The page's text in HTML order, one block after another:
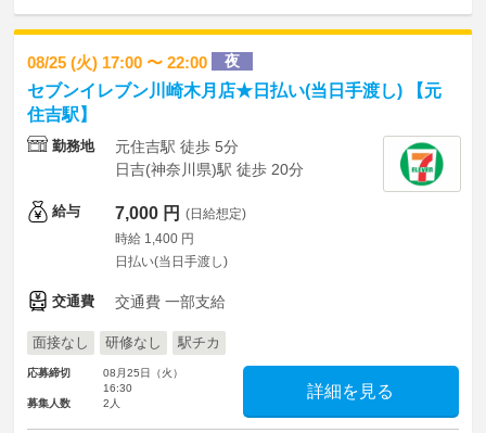
08/25 (火) 17:00 〜 22:00 夜
セブンイレブン川崎木月店★日払い(当日手渡し) 【元
住吉駅】
勤務地
元住吉駅 徒歩 5分
日吉(神奈川県)駅 徒歩 20分
給与 7,000 円 (日給想定)
時給 1,400 円
日払い(当日手渡し)
交通費 交通費 一部支給
面接なし 研修なし 駅チカ
応募締切
08月25日（火）
16:30
募集人数
2人
詳細を見る